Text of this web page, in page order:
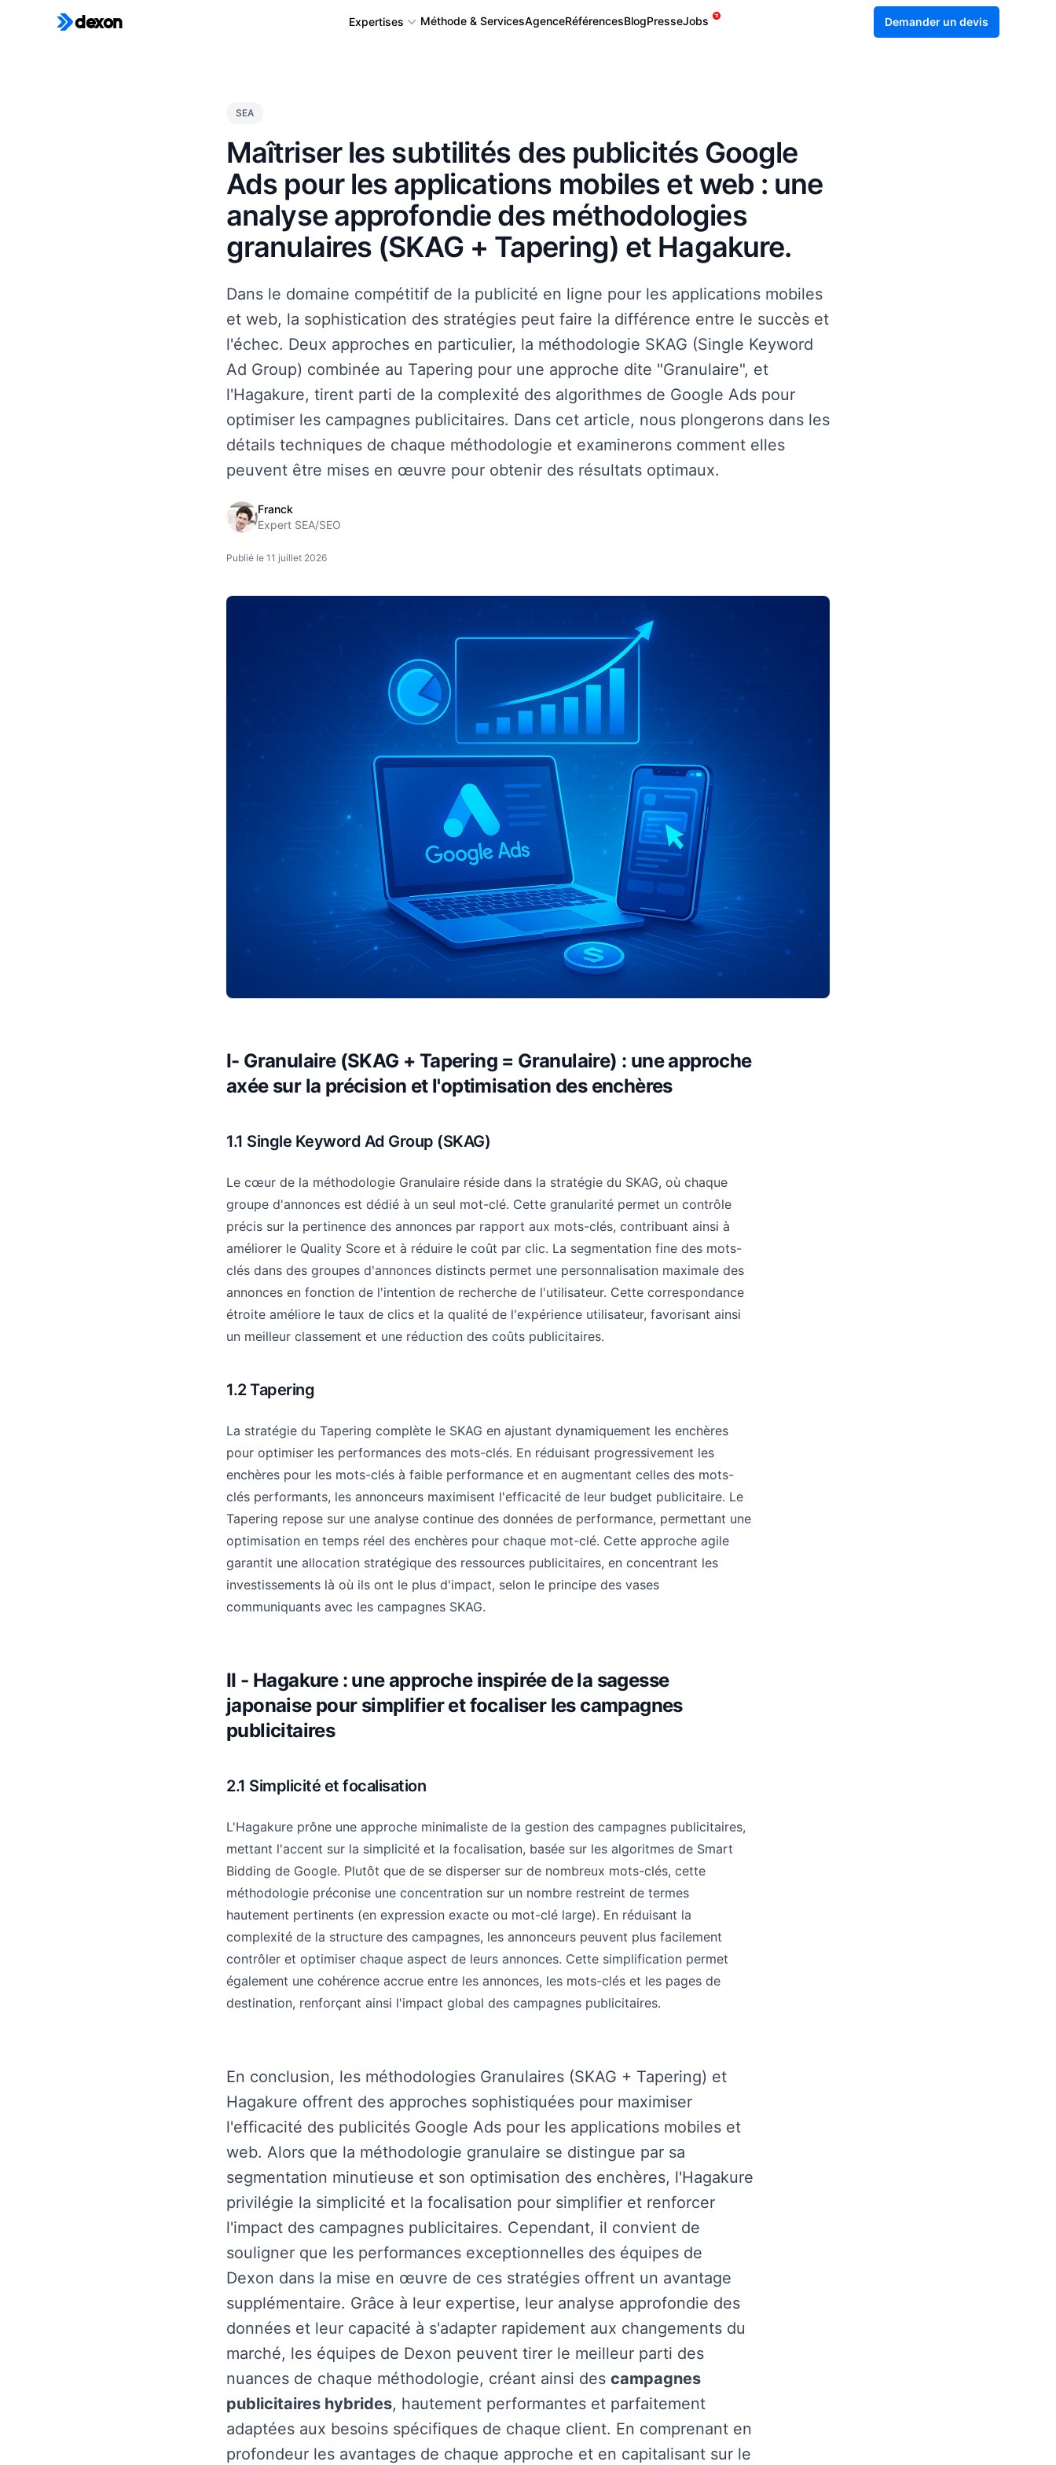
dexon Expertises
Application Web, Logiciel et SAAS
Back-office, CMS, CRM
Algorithme complexe, Intégration IA
Autres : API, Serveur IoT, Blockchain...
Appelez-nous au 01 87 66 10 43
Méthode & ServicesAgenceRéférencesBlogPresseJobs Demander un devis
SEA
Maîtriser les subtilités des publicités Google
Ads pour les applications mobiles et web : une
analyse approfondie des méthodologies
granulaires (SKAG + Tapering) et Hagakure.
Dans le domaine compétitif de la publicité en ligne pour les applications mobiles
et web, la sophistication des stratégies peut faire la différence entre le succès et
l'échec. Deux approches en particulier, la méthodologie SKAG (Single Keyword
Ad Group) combinée au Tapering pour une approche dite "Granulaire", et
l'Hagakure, tirent parti de la complexité des algorithmes de Google Ads pour
optimiser les campagnes publicitaires. Dans cet article, nous plongerons dans les
détails techniques de chaque méthodologie et examinerons comment elles
peuvent être mises en œuvre pour obtenir des résultats optimaux.
Franck
Expert SEA/SEO
Publié le 11 juillet 2026
I- Granulaire (SKAG + Tapering = Granulaire) : une approche
axée sur la précision et l'optimisation des enchères
1.1 Single Keyword Ad Group (SKAG)
Le cœur de la méthodologie Granulaire réside dans la stratégie du SKAG, où chaque
groupe d'annonces est dédié à un seul mot-clé. Cette granularité permet un contrôle
précis sur la pertinence des annonces par rapport aux mots-clés, contribuant ainsi à
améliorer le Quality Score et à réduire le coût par clic. La segmentation fine des mots-
clés dans des groupes d'annonces distincts permet une personnalisation maximale des
annonces en fonction de l'intention de recherche de l'utilisateur. Cette correspondance
étroite améliore le taux de clics et la qualité de l'expérience utilisateur, favorisant ainsi
un meilleur classement et une réduction des coûts publicitaires.
1.2 Tapering
La stratégie du Tapering complète le SKAG en ajustant dynamiquement les enchères
pour optimiser les performances des mots-clés. En réduisant progressivement les
enchères pour les mots-clés à faible performance et en augmentant celles des mots-
clés performants, les annonceurs maximisent l'efficacité de leur budget publicitaire. Le
Tapering repose sur une analyse continue des données de performance, permettant une
optimisation en temps réel des enchères pour chaque mot-clé. Cette approche agile
garantit une allocation stratégique des ressources publicitaires, en concentrant les
investissements là où ils ont le plus d'impact, selon le principe des vases
communiquants avec les campagnes SKAG.
II - Hagakure : une approche inspirée de la sagesse
japonaise pour simplifier et focaliser les campagnes
publicitaires
2.1 Simplicité et focalisation
L'Hagakure prône une approche minimaliste de la gestion des campagnes publicitaires,
mettant l'accent sur la simplicité et la focalisation, basée sur les algoritmes de Smart
Bidding de Google. Plutôt que de se disperser sur de nombreux mots-clés, cette
méthodologie préconise une concentration sur un nombre restreint de termes
hautement pertinents (en expression exacte ou mot-clé large). En réduisant la
complexité de la structure des campagnes, les annonceurs peuvent plus facilement
contrôler et optimiser chaque aspect de leurs annonces. Cette simplification permet
également une cohérence accrue entre les annonces, les mots-clés et les pages de
destination, renforçant ainsi l'impact global des campagnes publicitaires.
En conclusion, les méthodologies Granulaires (SKAG + Tapering) et
Hagakure offrent des approches sophistiquées pour maximiser
l'efficacité des publicités Google Ads pour les applications mobiles et
web. Alors que la méthodologie granulaire se distingue par sa
segmentation minutieuse et son optimisation des enchères, l'Hagakure
privilégie la simplicité et la focalisation pour simplifier et renforcer
l'impact des campagnes publicitaires. Cependant, il convient de
souligner que les performances exceptionnelles des équipes de
Dexon dans la mise en œuvre de ces stratégies offrent un avantage
supplémentaire. Grâce à leur expertise, leur analyse approfondie des
données et leur capacité à s'adapter rapidement aux changements du
marché, les équipes de Dexon peuvent tirer le meilleur parti des
nuances de chaque méthodologie, créant ainsi des campagnes
publicitaires hybrides, hautement performantes et parfaitement
adaptées aux besoins spécifiques de chaque client. En comprenant en
profondeur les avantages de chaque approche et en capitalisant sur le